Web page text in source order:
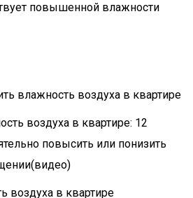
повышенной влажности